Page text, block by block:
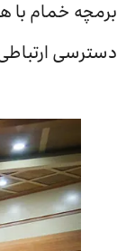
برمچه خمام
دسترسی